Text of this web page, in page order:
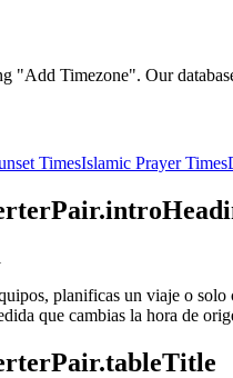
"Add Timezone". Our
TimesIslamic Prayer Times
planificas un viaje o
que cambias la hora de